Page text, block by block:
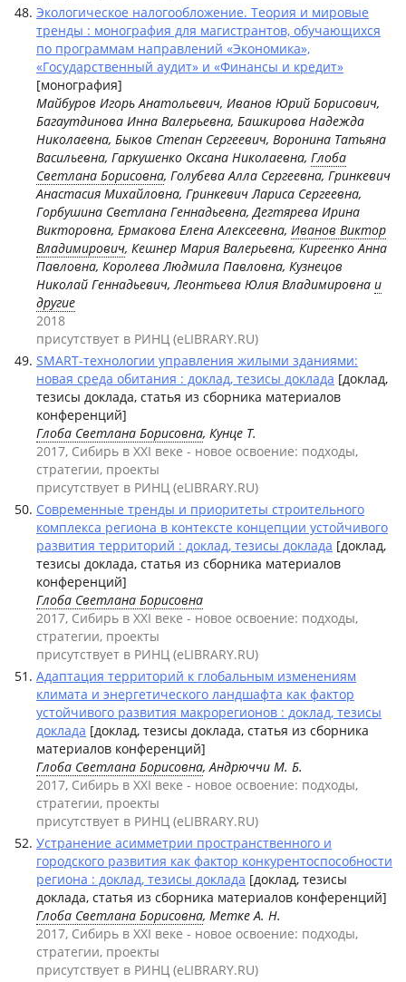
Экологическое налогообложение. Теория и мировые
тренды : монография для магистрантов, обучающихся
по программам направлений «Экономика»,
«Государственный аудит» и «Финансы и кредит»
[монография]
Майбуров Игорь Анатольевич, Иванов Юрий Борисович,
Багаутдинова Инна Валерьевна, Башкирова Надежда
Николаевна, Быков Степан Сергеевич, Воронина Татьяна
Васильевна, Гаркушенко Оксана Николаевна, Глоба
Светлана Борисовна, Голубева Алла Сергеевна, Гринкевич
Анастасия Михайловна, Гринкевич Лариса Сергеевна,
Горбушина Светлана Геннадьевна, Дегтярева Ирина
Викторовна, Ермакова Елена Алексеевна, Иванов Виктор
Владимирович, Кешнер Мария Валерьевна, Киреенко Анна
Павловна, Королева Людмила Павловна, Кузнецов
Николай Геннадьевич, Леонтьева Юлия Владимировна и
другие
2018
присутствует в РИНЦ (eLIBRARY.RU)
SMART-технологии управления жилыми зданиями:
новая среда обитания : доклад, тезисы доклада [доклад,
тезисы доклада, статья из сборника материалов
конференций]
Глоба Светлана Борисовна, Кунце Т.
2017, Сибирь в XXI веке - новое освоение: подходы,
стратегии, проекты
присутствует в РИНЦ (eLIBRARY.RU)
Современные тренды и приоритеты строительного
комплекса региона в контексте концепции устойчивого
развития территорий : доклад, тезисы доклада [доклад,
тезисы доклада, статья из сборника материалов
конференций]
Глоба Светлана Борисовна
2017, Сибирь в XXI веке - новое освоение: подходы,
стратегии, проекты
присутствует в РИНЦ (eLIBRARY.RU)
Адаптация территорий к глобальным изменениям
климата и энергетического ландшафта как фактор
устойчивого развития макрорегионов : доклад, тезисы
доклада [доклад, тезисы доклада, статья из сборника
материалов конференций]
Глоба Светлана Борисовна, Андрюччи М. Б.
2017, Сибирь в XXI веке - новое освоение: подходы,
стратегии, проекты
присутствует в РИНЦ (eLIBRARY.RU)
Устранение асимметрии пространственного и
городского развития как фактор конкурентоспособности
региона : доклад, тезисы доклада [доклад, тезисы
доклада, статья из сборника материалов конференций]
Глоба Светлана Борисовна, Метке А. Н.
2017, Сибирь в XXI веке - новое освоение: подходы,
стратегии, проекты
присутствует в РИНЦ (eLIBRARY.RU)